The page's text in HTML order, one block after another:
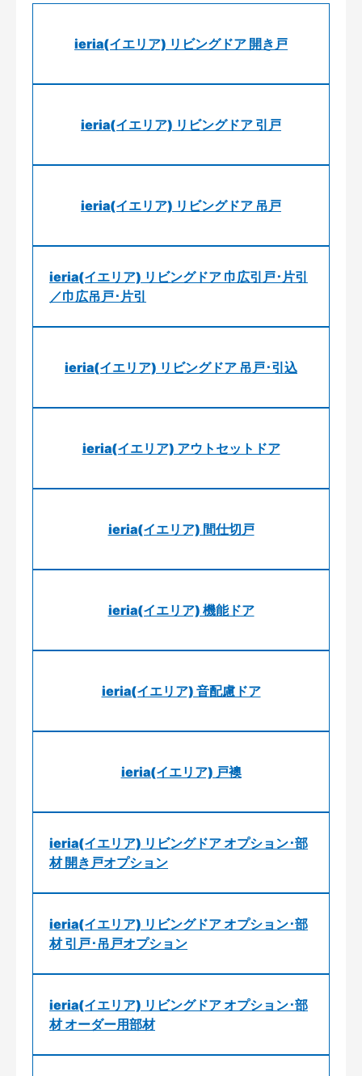
ieria(イエリア) リビングドア 開き戸
ieria(イエリア) リビングドア 引戸
ieria(イエリア) リビングドア 吊戸
ieria(イエリア) リビングドア 巾広引戸･片引
／巾広吊戸･片引
ieria(イエリア) リビングドア 吊戸･引込
ieria(イエリア) アウトセットドア
ieria(イエリア) 間仕切戸
ieria(イエリア) 機能ドア
ieria(イエリア) 音配慮ドア
ieria(イエリア) 戸襖
ieria(イエリア) リビングドア オプション･部
材 開き戸オプション
ieria(イエリア) リビングドア オプション･部
材 引戸･吊戸オプション
ieria(イエリア) リビングドア オプション･部
材 オーダー用部材